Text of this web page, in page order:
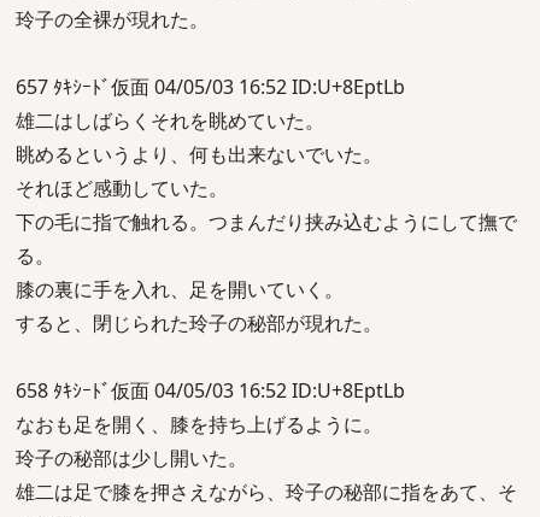
玲子の全裸が現れた。
657 ﾀｷｼｰﾄﾞ仮面 04/05/03 16:52 ID:U+8EptLb
雄二はしばらくそれを眺めていた。
眺めるというより、何も出来ないでいた。
それほど感動していた。
下の毛に指で触れる。つまんだり挟み込むようにして撫で
る。
膝の裏に手を入れ、足を開いていく。
すると、閉じられた玲子の秘部が現れた。
658 ﾀｷｼｰﾄﾞ仮面 04/05/03 16:52 ID:U+8EptLb
なおも足を開く、膝を持ち上げるように。
玲子の秘部は少し開いた。
雄二は足で膝を押さえながら、玲子の秘部に指をあて、そ